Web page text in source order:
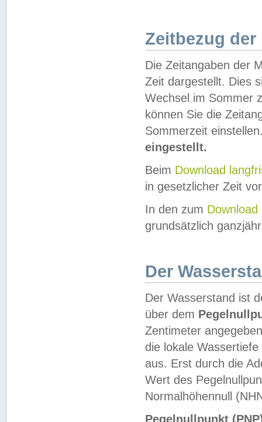
Zeitbezug der
Die Zeitangaben der
Zeit dargestellt. Dies
Wechsel im Sommer
können Sie die
Sommerzeit
eingestellt.
Beim Download
in gesetzlicher Zeit
In den zum Download
grundsätzlich
Der
Der Wasserstand ist
über dem
Zentimeter
die lokale
aus. Erst durch die
Wert des
Normalhöhennull
Pegelnullpunkt